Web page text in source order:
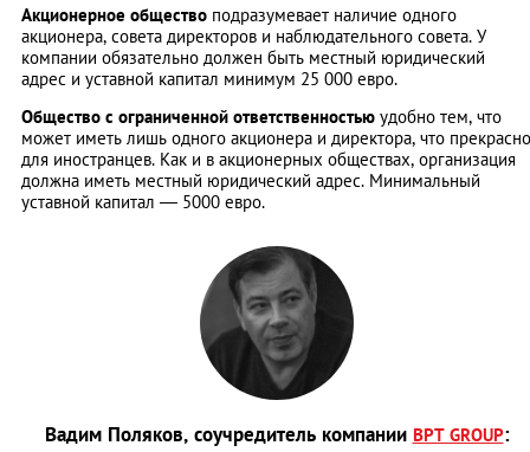
Акционерное общество подразумевает наличие одного
акционера, совета директоров и наблюдательного совета. У
компании обязательно должен быть местный юридический
адрес и уставной капитал минимум 25 000 евро.
Общество с ограниченной ответственностью удобно тем, что
может иметь лишь одного акционера и директора, что прекрасно
для иностранцев. Как и в акционерных обществах, организация
должна иметь местный юридический адрес. Минимальный
уставной капитал — 5000 евро.
Вадим Поляков, соучредитель компании BPT GROUP: